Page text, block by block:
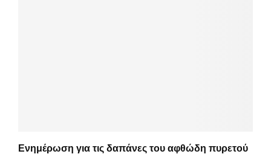
Ενημέρωση για τις δαπάνες του αφθώδη πυρετού